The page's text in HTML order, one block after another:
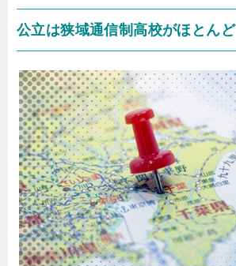
公立は狭域通信制高校がほとんど